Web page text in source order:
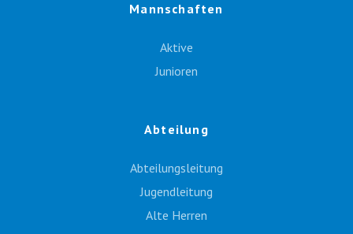
Mannschaften
Aktive
Junioren
Abteilung
Abteilungsleitung
Jugendleitung
Alte Herren